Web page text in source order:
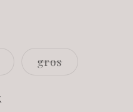
épuisée
grosVariante